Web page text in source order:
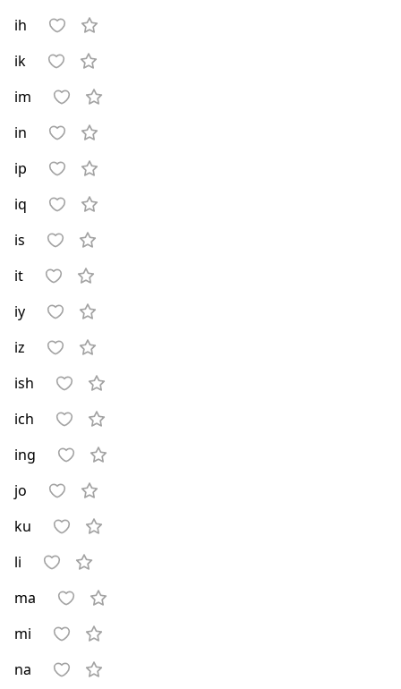
ih
ik
im
in
ip
iq
is
it
iy
iz
ish
ich
ing
jo
ku
li
ma
mi
na